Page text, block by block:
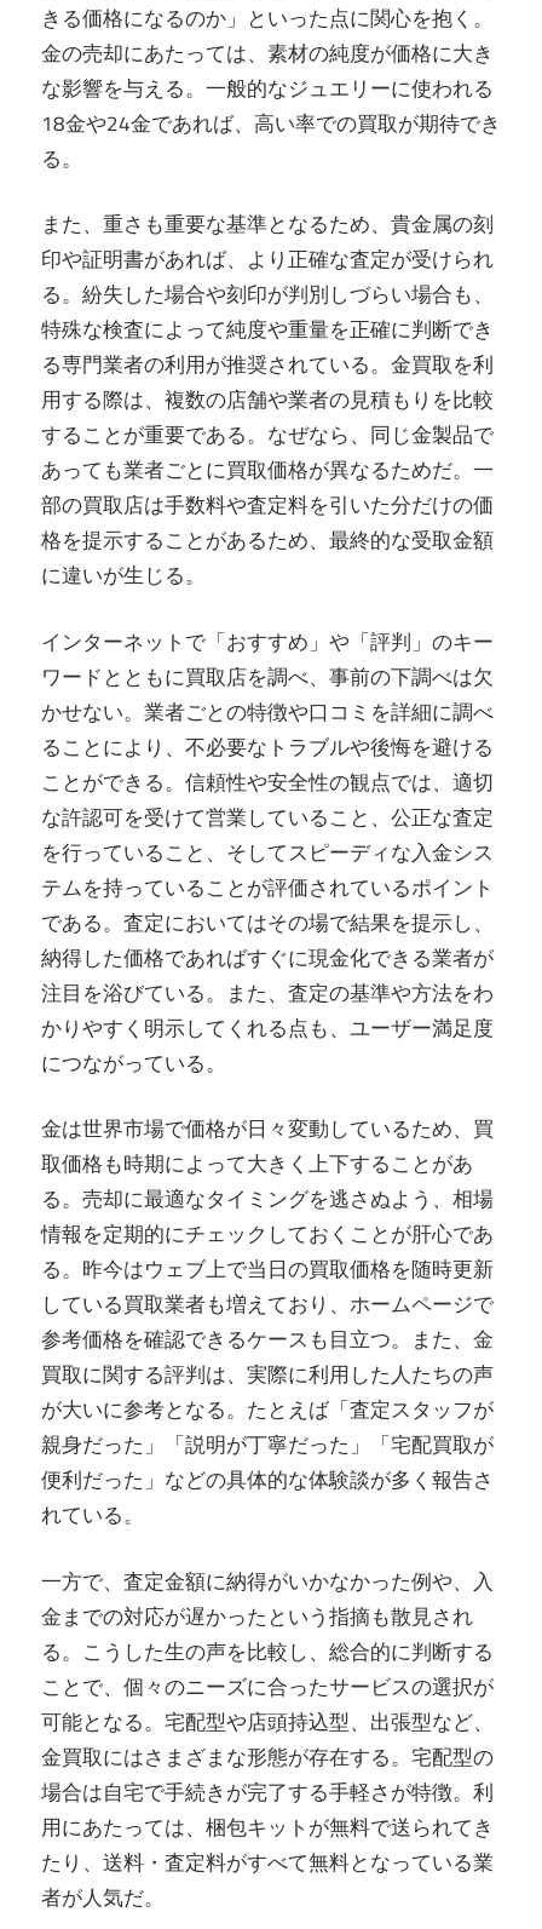
きる価格になるのか」といった点に関心を抱く。
金の売却にあたっては、素材の純度が価格に大き
な影響を与える。一般的なジュエリーに使われる
18金や24金であれば、高い率での買取が期待でき
る。
また、重さも重要な基準となるため、貴金属の刻
印や証明書があれば、より正確な査定が受けられ
る。紛失した場合や刻印が判別しづらい場合も、
特殊な検査によって純度や重量を正確に判断でき
る専門業者の利用が推奨されている。金買取を利
用する際は、複数の店舗や業者の見積もりを比較
することが重要である。なぜなら、同じ金製品で
あっても業者ごとに買取価格が異なるためだ。一
部の買取店は手数料や査定料を引いた分だけの価
格を提示することがあるため、最終的な受取金額
に違いが生じる。
インターネットで「おすすめ」や「評判」のキー
ワードとともに買取店を調べ、事前の下調べは欠
かせない。業者ごとの特徴や口コミを詳細に調べ
ることにより、不必要なトラブルや後悔を避ける
ことができる。信頼性や安全性の観点では、適切
な許認可を受けて営業していること、公正な査定
を行っていること、そしてスピーディな入金シス
テムを持っていることが評価されているポイント
である。査定においてはその場で結果を提示し、
納得した価格であればすぐに現金化できる業者が
注目を浴びている。また、査定の基準や方法をわ
かりやすく明示してくれる点も、ユーザー満足度
につながっている。
金は世界市場で価格が日々変動しているため、買
取価格も時期によって大きく上下することがあ
る。売却に最適なタイミングを逃さぬよう、相場
情報を定期的にチェックしておくことが肝心であ
る。昨今はウェブ上で当日の買取価格を随時更新
している買取業者も増えており、ホームページで
参考価格を確認できるケースも目立つ。また、金
買取に関する評判は、実際に利用した人たちの声
が大いに参考となる。たとえば「査定スタッフが
親身だった」「説明が丁寧だった」「宅配買取が
便利だった」などの具体的な体験談が多く報告さ
れている。
一方で、査定金額に納得がいかなかった例や、入
金までの対応が遅かったという指摘も散見され
る。こうした生の声を比較し、総合的に判断する
ことで、個々のニーズに合ったサービスの選択が
可能となる。宅配型や店頭持込型、出張型など、
金買取にはさまざまな形態が存在する。宅配型の
場合は自宅で手続きが完了する手軽さが特徴。利
用にあたっては、梱包キットが無料で送られてき
たり、送料・査定料がすべて無料となっている業
者が人気だ。